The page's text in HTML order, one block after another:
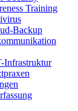
Training
Backup
Infrastruktur